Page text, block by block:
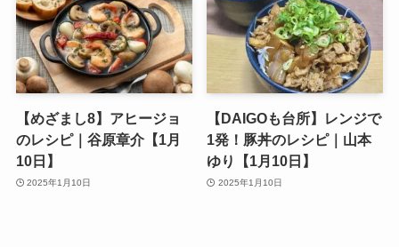
【めざまし8】アヒージョ
のレシピ｜谷原章介【1月
10日】
2025年1月10日
【DAIGOも台所】レンジで
1発！豚丼のレシピ｜山本
ゆり【1月10日】
2025年1月10日